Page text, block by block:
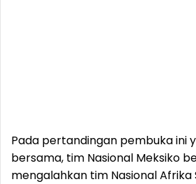
Pada pertandingan pembuka ini
bersama, tim Nasional Meksiko
mengalahkan tim Nasional